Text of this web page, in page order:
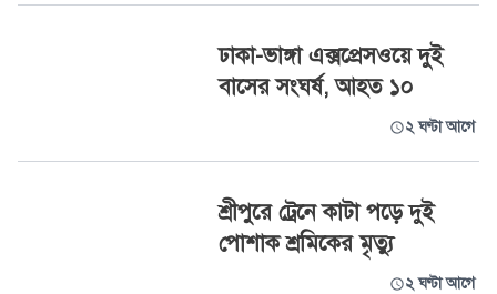
ঢাকা-ভাঙ্গা এক্সপ্রেসওয়ে দুই
বাসের সংঘর্ষ, আহত ১০
২ ঘণ্টা আগে
শ্রীপুরে ট্রেনে কাটা পড়ে দুই
পোশাক শ্রমিকের মৃত্যু
২ ঘণ্টা আগে